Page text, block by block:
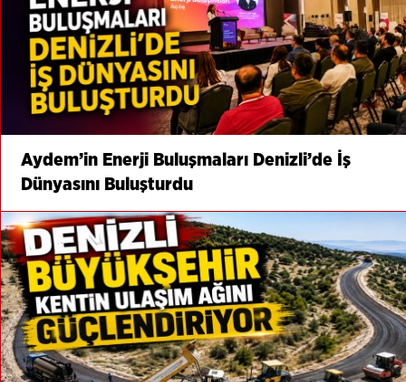
Aydem’in Enerji Buluşmaları Denizli’de İş
Dünyasını Buluşturdu